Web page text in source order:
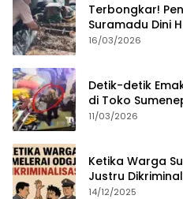
Terbongkar!
Suramadu Dini
16/03/2026
Detik-detik
di Toko
11/03/2026
Ketika Warga
Justru
14/12/2025